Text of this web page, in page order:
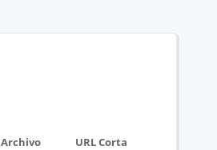
Archivo URL Corta